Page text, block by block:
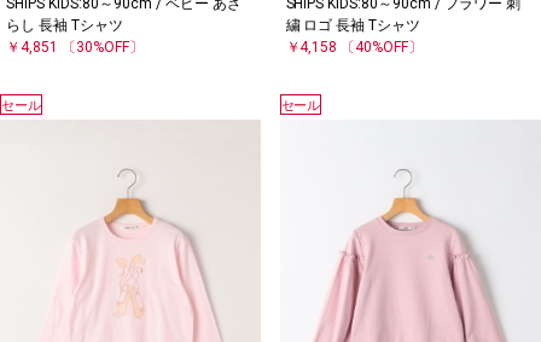
らし 長袖 Tシャツ
￥4,851
〔30%OFF〕
繍 ロゴ 長袖 Tシャツ
￥4,158
〔40%OFF〕
セール セール